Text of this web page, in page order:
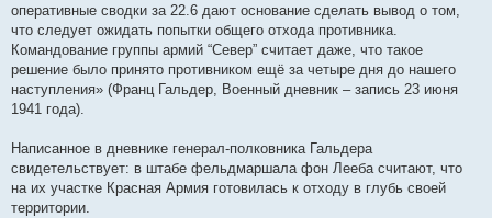
оперативные сводки за 22.6 дают основание сделать вывод о том,
что следует ожидать попытки общего отхода противника.
Командование группы армий “Север” считает даже, что такое
решение было принято противником ещё за четыре дня до нашего
наступления» (Франц Гальдер, Военный дневник – запись 23 июня
1941 года).
Написанное в дневнике генерал-полковника Гальдера
свидетельствует: в штабе фельдмаршала фон Лееба считают, что
на их участке Красная Армия готовилась к отходу в глубь своей
территории.